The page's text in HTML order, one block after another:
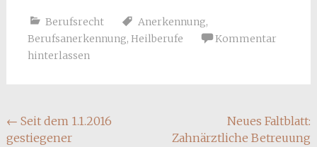
Berufsrecht Anerkennung,
Berufsanerkennung, Heilberufe
Kommentar
hinterlassen
Beitragsnavigation
← Seit dem 1.1.2016
gestiegener
Neues Faltblatt:
Zahnärztliche Betreuung